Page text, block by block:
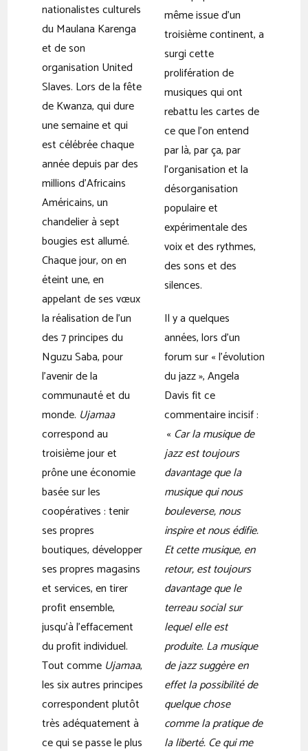
nationalistes culturels
du Maulana Karenga
et de son
organisation United
Slaves. Lors de la fête
de Kwanza, qui dure
une semaine et qui
est célébrée chaque
année depuis par des
millions d’Africains
Américains, un
chandelier à sept
bougies est allumé.
Chaque jour, on en
éteint une, en
appelant de ses vœux
la réalisation de l’un
des 7 principes du
Nguzu Saba, pour
l’avenir de la
communauté et du
monde. Ujamaa
correspond au
troisième jour et
prône une économie
basée sur les
coopératives : tenir
ses propres
boutiques, développer
ses propres magasins
et services, en tirer
profit ensemble,
jusqu’à l’effacement
du profit individuel.
Tout comme Ujamaa,
les six autres principes
correspondent plutôt
très adéquatement à
ce qui se passe le plus
même issue d’un
troisième continent, a
surgi cette
prolifération de
musiques qui ont
rebattu les cartes de
ce que l’on entend
par là, par ça, par
l’organisation et la
désorganisation
populaire et
expérimentale des
voix et des rythmes,
des sons et des
silences.
Il y a quelques
années, lors d’un
forum sur « l’évolution
du jazz », Angela
Davis fit ce
commentaire incisif :
« Car la musique de
jazz est toujours
davantage que la
musique qui nous
bouleverse, nous
inspire et nous édifie.
Et cette musique, en
retour, est toujours
davantage que le
terreau social sur
lequel elle est
produite. La musique
de jazz suggère en
effet la possibilité de
quelque chose
comme la pratique de
la liberté. Ce qui me